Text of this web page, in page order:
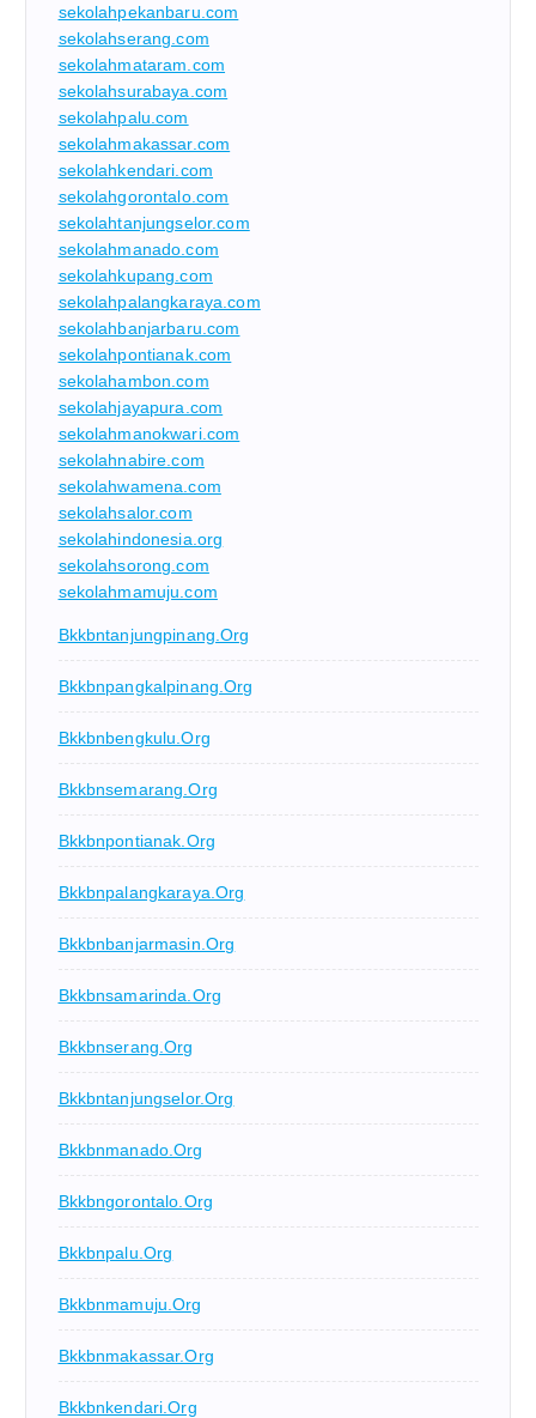
sekolahpekanbaru.com
sekolahserang.com
sekolahmataram.com
sekolahsurabaya.com
sekolahpalu.com
sekolahmakassar.com
sekolahkendari.com
sekolahgorontalo.com
sekolahtanjungselor.com
sekolahmanado.com
sekolahkupang.com
sekolahpalangkaraya.com
sekolahbanjarbaru.com
sekolahpontianak.com
sekolahambon.com
sekolahjayapura.com
sekolahmanokwari.com
sekolahnabire.com
sekolahwamena.com
sekolahsalor.com
sekolahindonesia.org
sekolahsorong.com
sekolahmamuju.com
Bkkbntanjungpinang.org
Bkkbnpangkalpinang.org
Bkkbnbengkulu.org
Bkkbnsemarang.org
Bkkbnpontianak.org
Bkkbnpalangkaraya.org
Bkkbnbanjarmasin.org
Bkkbnsamarinda.org
Bkkbnserang.org
Bkkbntanjungselor.org
Bkkbnmanado.org
Bkkbngorontalo.org
Bkkbnpalu.org
Bkkbnmamuju.org
Bkkbnmakassar.org
Bkkbnkendari.org